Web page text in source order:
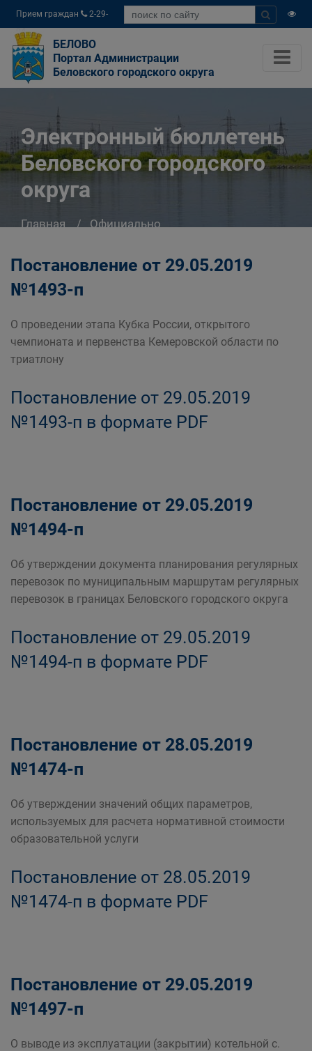
Прием граждан
2-29-
04
БЕЛОВО
Портал Администрации
Беловского городского округа
Электронный бюллетень
Беловского городского
округа
Главная
Официально
Постановление от 29.05.2019
№1493-п
О проведении этапа Кубка России, открытого
чемпионата и первенства Кемеровской области по
триатлону
Постановление от 29.05.2019
№1493-п в формате PDF
Постановление от 29.05.2019
№1494-п
Об утверждении документа планирования регулярных
перевозок по муниципальным маршрутам регулярных
перевозок в границах Беловского городского округа
Постановление от 29.05.2019
№1494-п в формате PDF
Постановление от 28.05.2019
№1474-п
Об утверждении значений общих параметров,
используемых для расчета нормативной стоимости
образовательной услуги
Постановление от 28.05.2019
№1474-п в формате PDF
Постановление от 29.05.2019
№1497-п
О выводе из эксплуатации (закрытии) котельной с.